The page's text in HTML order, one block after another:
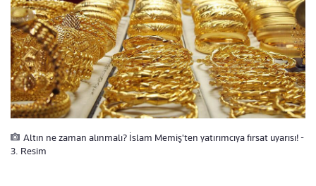
Altın ne zaman alınmalı? İslam Memiş'ten yatırımcıya fırsat uyarısı! -
3. Resim